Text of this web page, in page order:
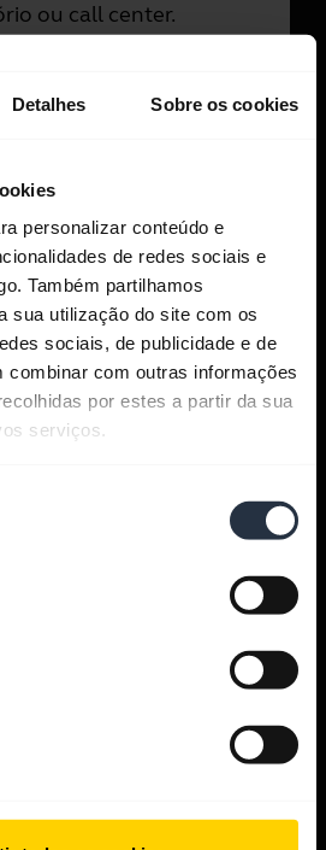
Detalhes Sobre os cookies
personalizar conteúdo e
de redes sociais e
Também partilhamos
sua utilização do site com os
sociais, de publicidade e de
combinar com outras informações
por estes a partir da sua
serviços.
ou call center.
música.
uma olhada